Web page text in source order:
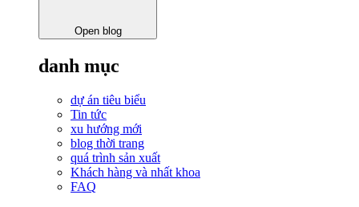
Open blog
danh mục
dự án tiêu biểu
Tin tức
xu hướng mới
blog thời trang
quá trình sản xuất
Khách hàng và nhất khoa
FAQ